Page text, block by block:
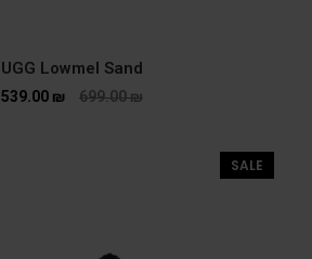
UGG Lowmel Sand
699.00₪
539.00 ₪
SALE